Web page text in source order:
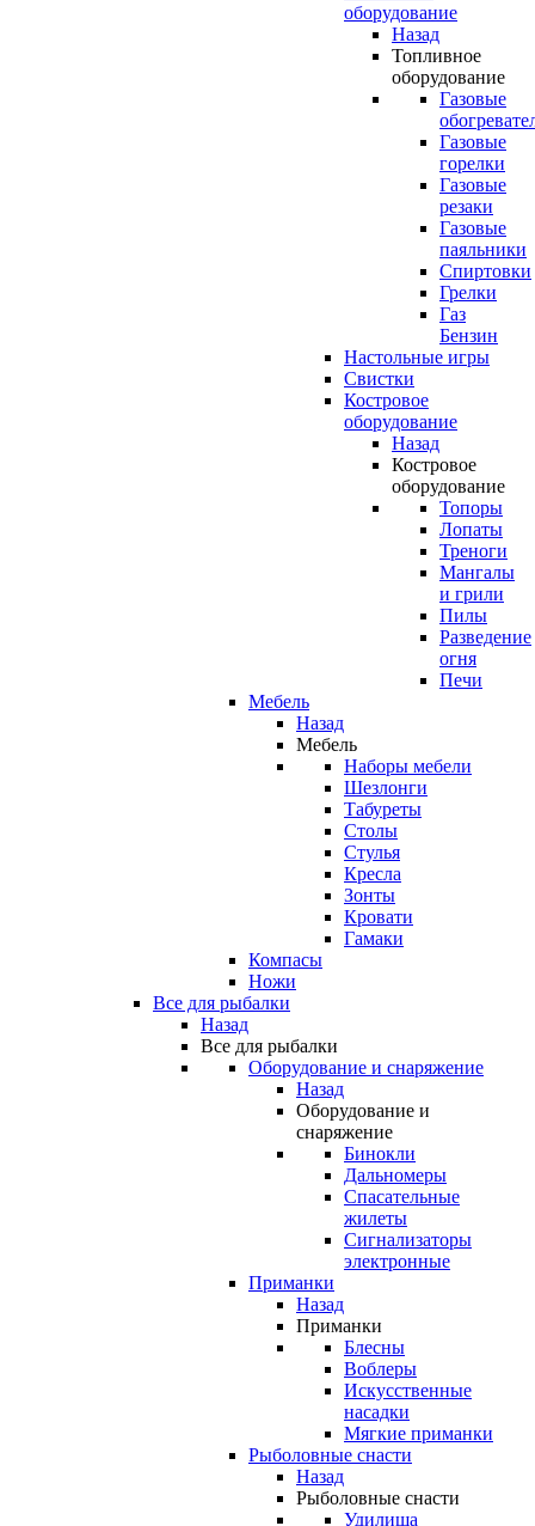
оборудование
Назад
Топливное
оборудование
Газовые
Газовые
горелки
Газовые
резаки
Газовые
паяльники
Спиртовки
Грелки
Газ
Бензин
Настольные игры
Свистки
Костровое
оборудование
Назад
Костровое
оборудование
Топоры
Лопаты
Треноги
Мангалы
и грили
Пилы
Разведение
огня
Печи
Мебель
Назад
Мебель
Наборы мебели
Шезлонги
Табуреты
Столы
Стулья
Кресла
Зонты
Кровати
Гамаки
Компасы
Ножи
Все для рыбалки
Назад
Все для рыбалки
Оборудование и снаряжение
Назад
Оборудование и
снаряжение
Бинокли
Дальномеры
Спасательные
жилеты
Сигнализаторы
электронные
Приманки
Назад
Приманки
Блесны
Воблеры
Искусственные
насадки
Мягкие приманки
Рыболовные снасти
Назад
Рыболовные снасти
Удилища